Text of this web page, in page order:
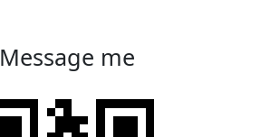
Message me